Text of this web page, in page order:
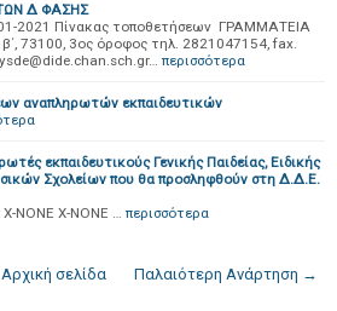
Δ ΦΑΣΗΣ
2021 Πίνακας τοποθετήσεων ΓΡΑΜΜΑΤΕΙΑ
73100, 3ος όροφος τηλ. 2821047154, fax.
περισσότερα
αναπληρωτών εκπαιδευτικών
εκπαιδευτικούς Γενικής Παιδείας, Ειδικής
Σχολείων που θα προσληφθούν στη Δ.Δ.Ε.
NONE X-NONE … περισσότερα
Παλαιότερη Ανάρτηση →
Αρχική σελίδα